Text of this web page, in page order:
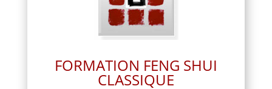
FORMATION FENG SHUI
CLASSIQUE